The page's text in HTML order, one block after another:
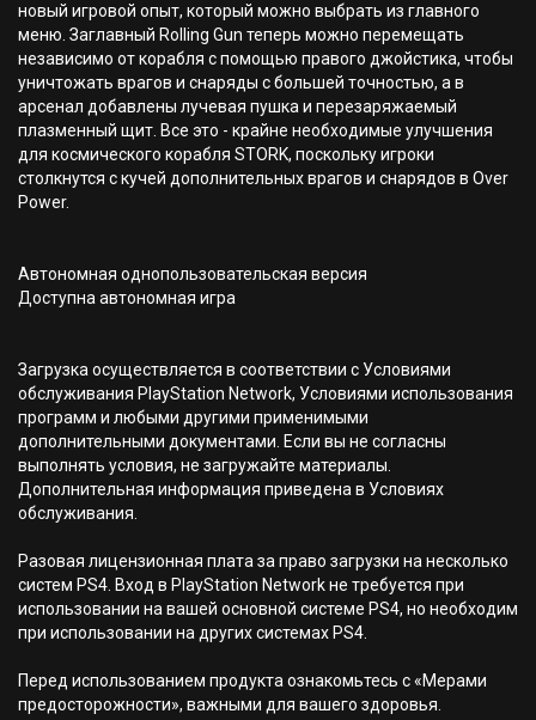
новый игровой опыт, который можно выбрать из главного
меню. Заглавный Rolling Gun теперь можно перемещать
независимо от корабля с помощью правого джойстика, чтобы
уничтожать врагов и снаряды с большей точностью, а в
арсенал добавлены лучевая пушка и перезаряжаемый
плазменный щит. Все это - крайне необходимые улучшения
для космического корабля STORK, поскольку игроки
столкнутся с кучей дополнительных врагов и снарядов в Over
Power.
Автономная однопользовательская версия
Доступна автономная игра
Загрузка осуществляется в соответствии с Условиями
обслуживания PlayStation Network, Условиями использования
программ и любыми другими применимыми
дополнительными документами. Если вы не согласны
выполнять условия, не загружайте материалы.
Дополнительная информация приведена в Условиях
обслуживания.
Разовая лицензионная плата за право загрузки на несколько
систем PS4. Вход в PlayStation Network не требуется при
использовании на вашей основной системе PS4, но необходим
при использовании на других системах PS4.
Перед использованием продукта ознакомьтесь с «Мерами
предосторожности», важными для вашего здоровья.